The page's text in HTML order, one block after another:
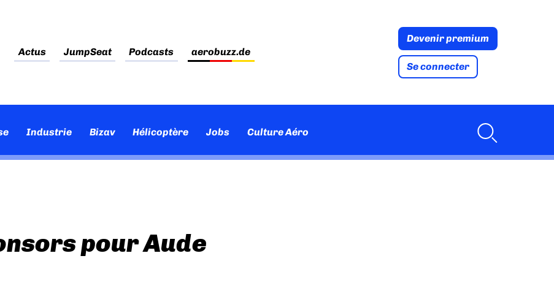
Actus JumpSeat Podcasts aerobuzz.de
Devenir premium
Se connecter
Industrie Bizav Hélicoptère Jobs Culture Aéro
pour Aude